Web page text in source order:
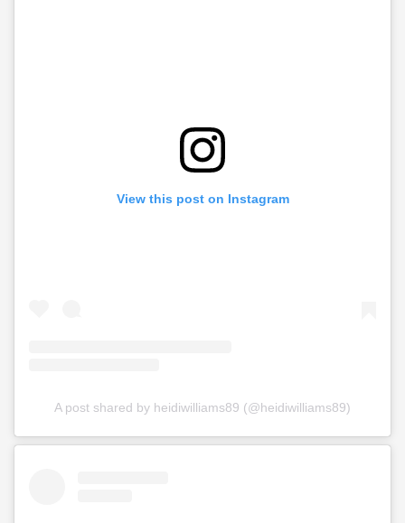
View this post on Instagram
A post shared by heidiwilliams89 (@heidiwilliams89)